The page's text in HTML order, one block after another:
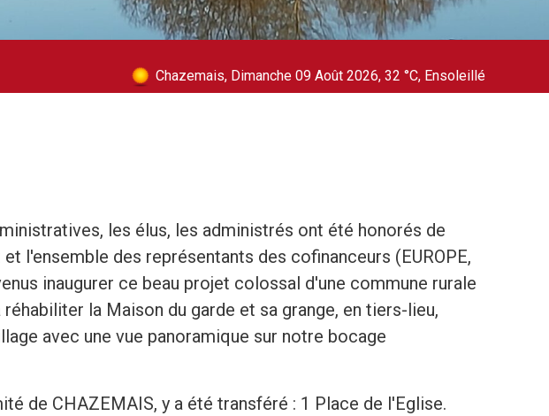
Chazemais, Dimanche 09 Août 2026, 32 °C, Ensoleillé
les élus, les administrés ont été honorés de
l'ensemble des représentants des cofinanceurs (EUROPE,
inaugurer ce beau projet colossal d'une commune rurale
la Maison du garde et sa grange, en tiers-lieu,
avec une vue panoramique sur notre bocage
de CHAZEMAIS, y a été transféré : 1 Place de l'Eglise.